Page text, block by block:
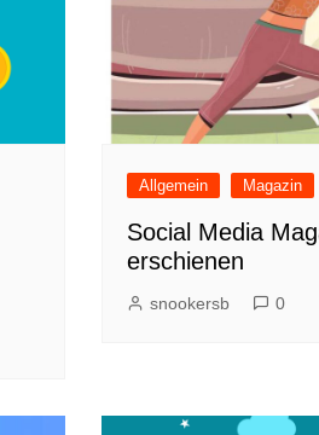
Allgemein Magazin
Social Media
erschienen
snookersb 0